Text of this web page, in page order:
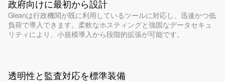
政府向けに最初から設計
Gleanは行政機関が既に利用しているツールに対応し、迅速かつ低
負荷で導入できます。柔軟なホスティングと強固なデータセキュ
リティにより、小規模導入から段階的拡張が可能です。
透明性と監査対応を標準装備